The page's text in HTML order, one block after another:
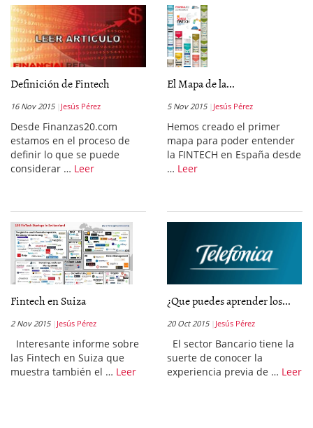
Definición de Fintech
16 Nov 2015 Jesús Pérez
Desde Finanzas20.com
estamos en el proceso de
definir lo que se puede
considerar … Leer
El Mapa de la...
5 Nov 2015 Jesús Pérez
Hemos creado el primer
mapa para poder entender
la FINTECH en España desde
… Leer
Fintech en Suiza
2 Nov 2015 Jesús Pérez
Interesante informe sobre
las Fintech en Suiza que
muestra también el … Leer
¿Que puedes aprender los...
20 Oct 2015 Jesús Pérez
El sector Bancario tiene la
suerte de conocer la
experiencia previa de … Leer